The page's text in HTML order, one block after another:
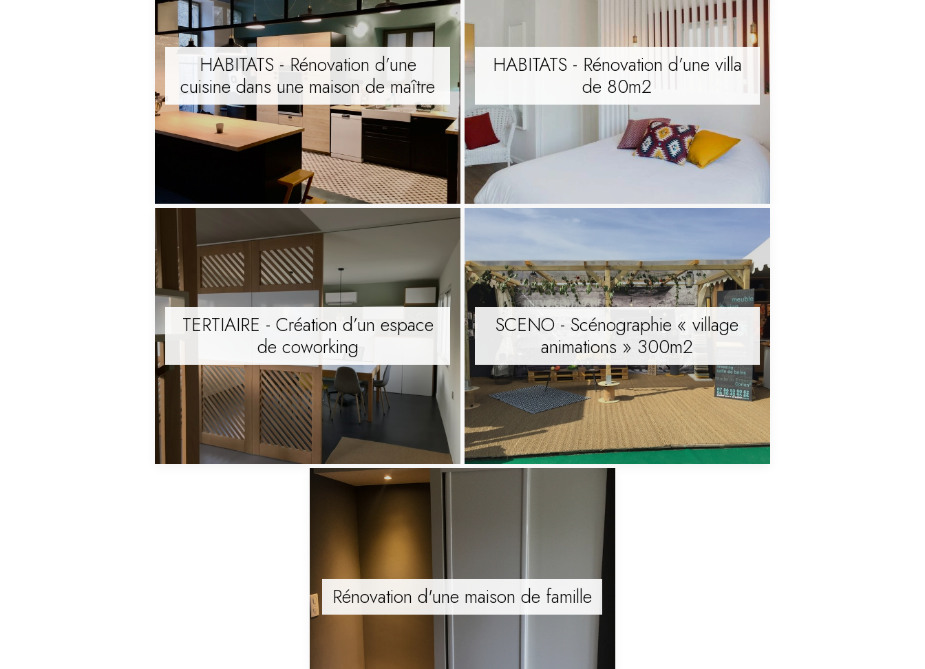
HABITATS - Rénovation d’une
cuisine dans une maison de maître
HABITATS - Rénovation d’une villa
de 80m2
TERTIAIRE - Création d’un espace
de coworking
SCENO - Scénographie « village
animations » 300m2
Rénovation d'une maison de famille